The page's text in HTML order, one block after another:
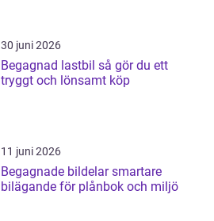
30 juni 2026
Begagnad lastbil så gör du ett
tryggt och lönsamt köp
11 juni 2026
Begagnade bildelar smartare
bilägande för plånbok och miljö